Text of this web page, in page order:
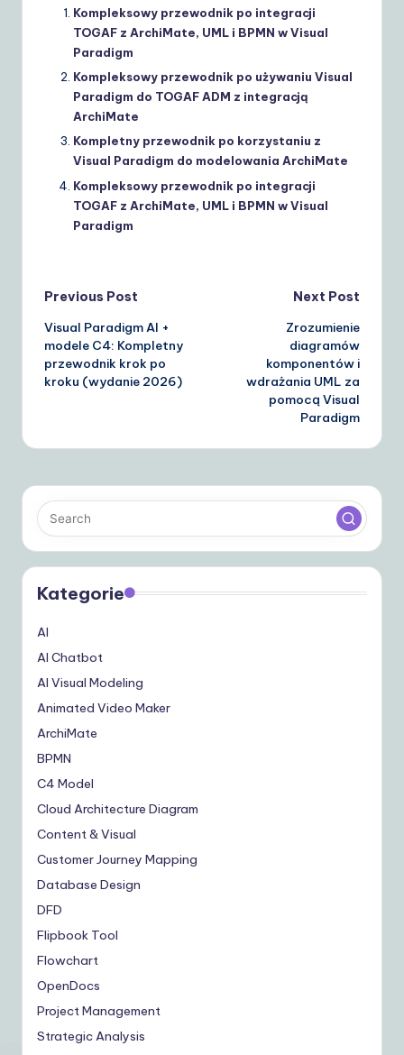
Kompleksowy przewodnik po integracji
TOGAF z ArchiMate, UML i BPMN w Visual
Paradigm
Kompleksowy przewodnik po używaniu Visual
Paradigm do TOGAF ADM z integracją
ArchiMate
Kompletny przewodnik po korzystaniu z
Visual Paradigm do modelowania ArchiMate
Kompleksowy przewodnik po integracji
TOGAF z ArchiMate, UML i BPMN w Visual
Paradigm
Post
navigation
Previous Post
Visual Paradigm AI +
modele C4: Kompletny
przewodnik krok po
kroku (wydanie 2026)
Next Post
Zrozumienie
diagramów
komponentów i
wdrażania UML za
pomocą Visual
Paradigm
Kategorie
AI
AI Chatbot
AI Visual Modeling
Animated Video Maker
ArchiMate
BPMN
C4 Model
Cloud Architecture Diagram
Content & Visual
Customer Journey Mapping
Database Design
DFD
Flipbook Tool
Flowchart
OpenDocs
Project Management
Strategic Analysis